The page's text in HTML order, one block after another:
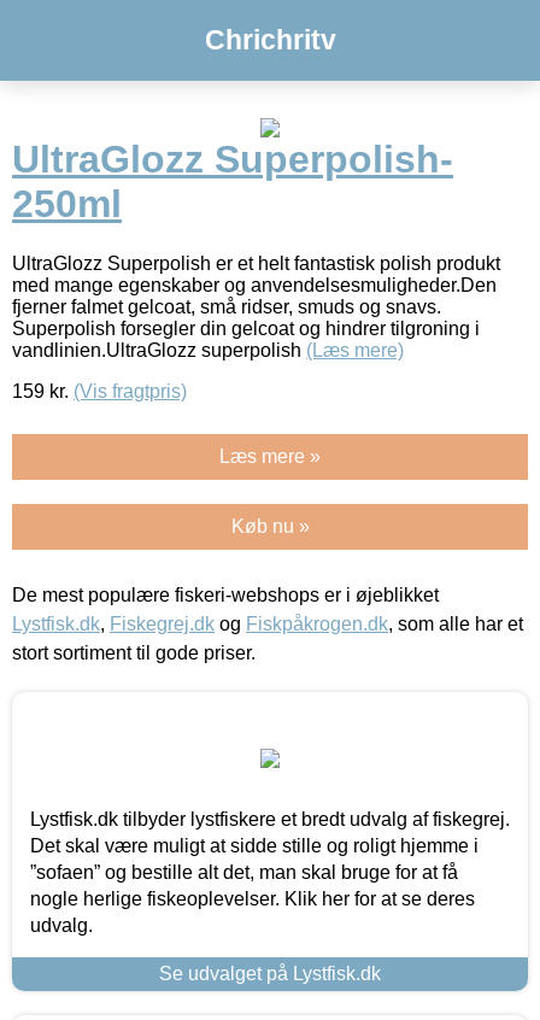
Chrichritv
UltraGlozz Superpolish-
250ml
UltraGlozz Superpolish er et helt fantastisk polish produkt
med mange egenskaber og anvendelsesmuligheder.Den
fjerner falmet gelcoat, små ridser, smuds og snavs.
Superpolish forsegler din gelcoat og hindrer tilgroning i
vandlinien.UltraGlozz superpolish (Læs mere)
159 kr. (Vis fragtpris)
Læs mere »
Køb nu »
De mest populære fiskeri-webshops er i øjeblikket
Lystfisk.dk, Fiskegrej.dk og Fiskpåkrogen.dk, som alle har et
stort sortiment til gode priser.
Lystfisk.dk tilbyder lystfiskere et bredt udvalg af fiskegrej.
Det skal være muligt at sidde stille og roligt hjemme i
”sofaen” og bestille alt det, man skal bruge for at få
nogle herlige fiskeoplevelser. Klik her for at se deres
udvalg.
Se udvalget på Lystfisk.dk